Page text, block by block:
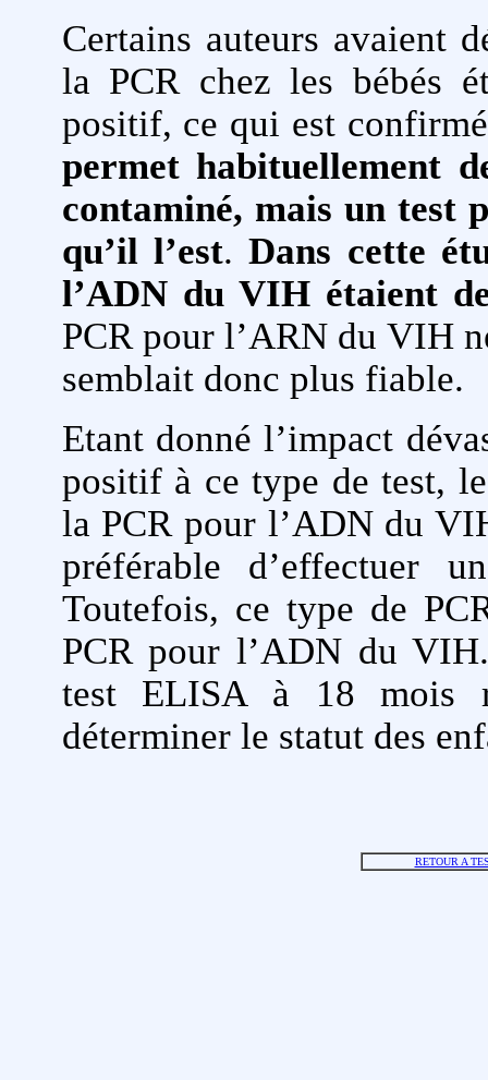
Certains auteurs avaient
la PCR chez les bébés
positif, ce qui est
permet habituellement
contaminé, mais un test
qu’il l’est.Dans cette
l’ADN du VIH étaient
PCR pour l’ARN du VIH
semblait donc plus fiable.
Etant donné l’impact
positif à ce type de test,
la PCR pour l’ADN du
préférable d’effectuer
Toutefois, ce type de
PCR pour l’ADN du
test ELISA à 18 mois
déterminer le statut des
RETOUR A